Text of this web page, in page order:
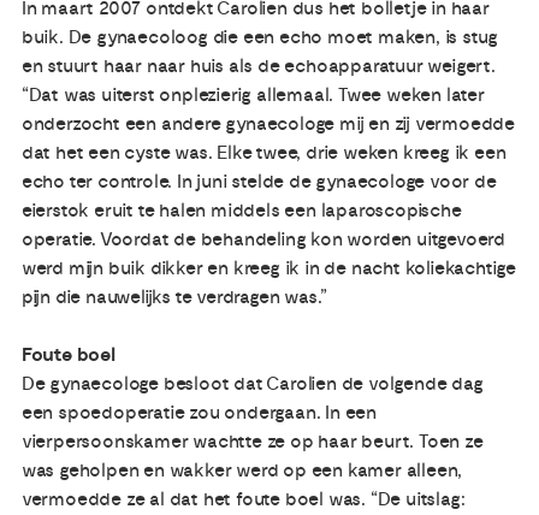
In maart 2007 ontdekt Carolien dus het bolletje in haar
buik. De gynaecoloog die een echo moet maken, is stug
en stuurt haar naar huis als de echoapparatuur weigert.
“Dat was uiterst onplezierig allemaal. Twee weken later
onderzocht een andere gynaecologe mij en zij vermoedde
dat het een cyste was. Elke twee, drie weken kreeg ik een
echo ter controle. In juni stelde de gynaecologe voor de
eierstok eruit te halen middels een laparoscopische
operatie. Voordat de behandeling kon worden uitgevoerd
werd mijn buik dikker en kreeg ik in de nacht koliekachtige
pijn die nauwelijks te verdragen was.”
Foute boel
De gynaecologe besloot dat Carolien de volgende dag
een spoedoperatie zou ondergaan. In een
vierpersoonskamer wachtte ze op haar beurt. Toen ze
was geholpen en wakker werd op een kamer alleen,
vermoedde ze al dat het foute boel was. “De uitslag: